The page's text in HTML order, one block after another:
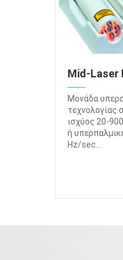
Mid-Laser
Μονάδα
τεχνολογίας
ισχύος 20-
ή
Hz/sec...